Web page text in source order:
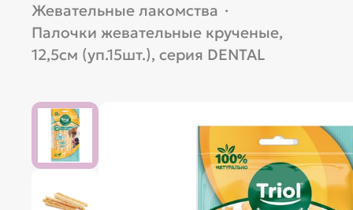
Жевательные лакомства ·
Палочки жевательные крученые,
12,5см (уп.15шт.), серия DENTAL